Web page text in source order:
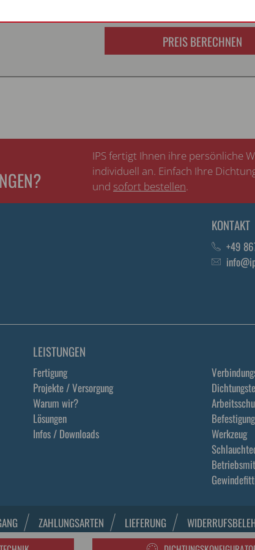
PREIS BERECHNEN
IPS fertigt Ihnen ihre persönliche
individuell an. Einfach Ihre
und sofort bestellen.
KONTAKT
+49
LEISTUNGEN
Fertigung
Projekte / Versorgung
Warum wir?
Lösungen
Infos / Downloads
Werkzeug
ZAHLUNGSARTEN LIEFERUNG